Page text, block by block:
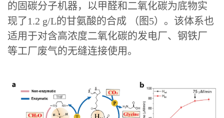
的固碳分子机器，以甲醛和二氧化碳为底物实
现了1.2 g/L的甘氨酸的合成 （图5）。该体系也
适用于对含高浓度二氧化碳的发电厂、钢铁厂
等工厂废气的无缝连接使用。